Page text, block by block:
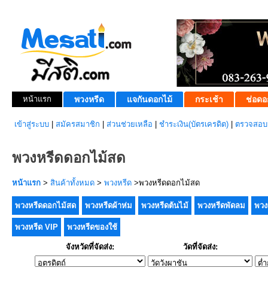
หน้าแรก พวงหรีด แจกันดอกไม้ กระเช้า ช่อดอ
เข้าสู่ระบบ สมัครสมาชิก ส่วนช่วยเหลือ ชำระเงิน(บัตรเครดิต) ตรวจสอ
พวงหรีดดอกไม้สด
หน้าแรก > สินค้าทั้งหมด > พวงหรีด >พวงหรีดดอกไม้สด
พวงหรีดดอกไม้สด พวงหรีดผ้าห่ม พวงหรีดต้นไม้ พวงหรีดพัดลม พว
พวงหรีด VIP พวงหรีดของใช้
จังหวัดที่จัดส่ง: วัดที่จัดส่ง: